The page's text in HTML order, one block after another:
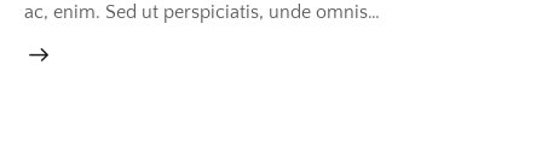
ac, enim. Sed ut perspiciatis, unde omnis…